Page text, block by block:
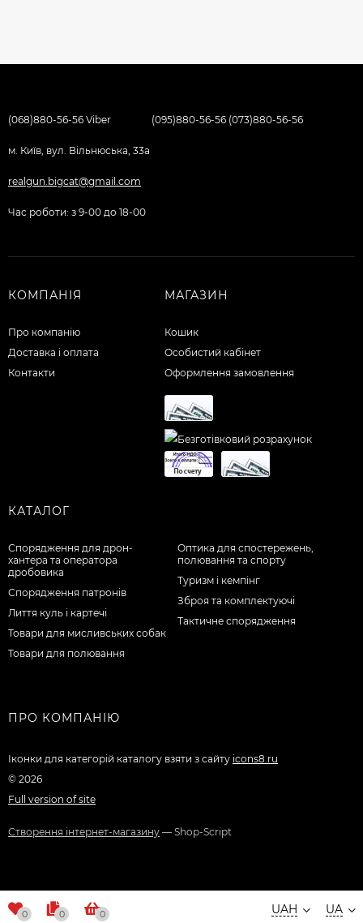
(068)880-56-56 Viber (095)880-56-56 (073)880-56-56
м. Київ, вул. Вільнюська, 33а
realgun.bigcat@gmail.com
Час роботи: з 9-00 до 18-00
КОМПАНІЯ
Про компанію
Доставка і оплата
Контакти
МАГАЗИН
Кошик
Особистий кабінет
Оформлення замовлення
КАТАЛОГ
Спорядження для дрон-
хантера та оператора
дробовика
Спорядження патронів
Лиття куль і картечі
Товари для мисливських собак
Товари для полювання
Оптика для спостережень,
полювання та спорту
Туризм і кемпінг
Зброя та комплектуючі
Тактичне спорядження
ПРО КОМПАНІЮ
Іконки для категорій каталогу взяти з сайту icons8.ru
© 2026
Full version of site
Створення інтернет-магазину — Shop-Script
UA
UAH
0 0 0